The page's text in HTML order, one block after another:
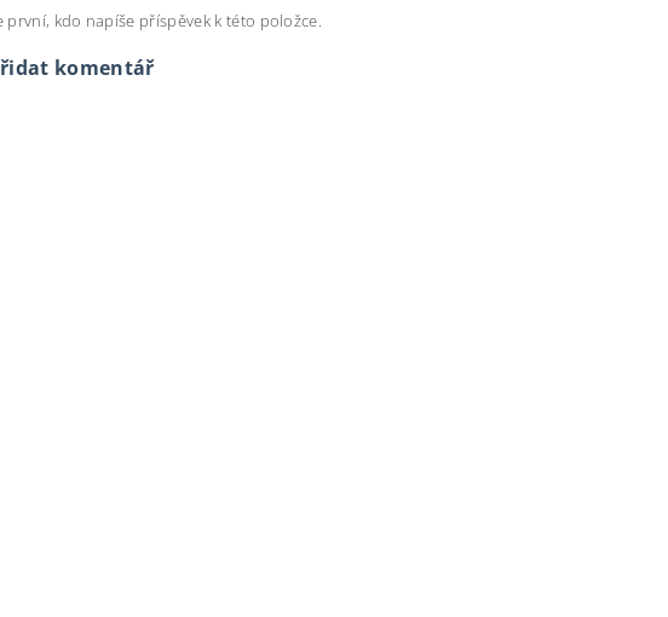
první, kdo napíše příspěvek k této položce.
komentář